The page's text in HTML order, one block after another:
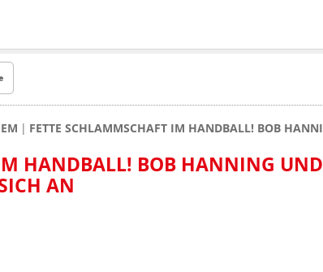
FETTE SCHLAMMSCHAFT IM HANDBALL! BOB
HANDBALL! BOB HANNING UND
AN